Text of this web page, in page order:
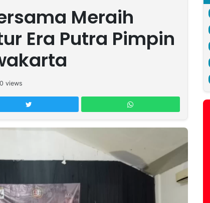
Meraih
Era Putra Pimpin
views